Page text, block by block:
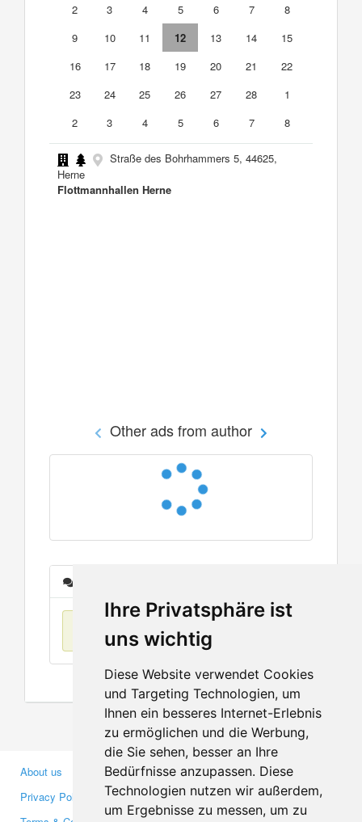
Ihre Privatsphäre ist
uns wichtig
Diese Website verwendet Cookies
und Targeting Technologien, um
Ihnen ein besseres Internet-Erlebnis
zu ermöglichen und die Werbung,
die Sie sehen, besser an Ihre
Bedürfnisse anzupassen. Diese
Technologien nutzen wir außerdem,
um Ergebnisse zu messen, um zu
2
3 4 5 6 7
8
9
10 11 12 13 14
15
16
17 18 19 20 21
22
23
24 25 26 27 28
1
2
3 4 5 6 7 8
Straße des Bohrhammers 5, 44625,
Herne
Flottmannhallen Herne
Other ads from author
No items found
About us
Privacy Policy
Business Partners
Investors